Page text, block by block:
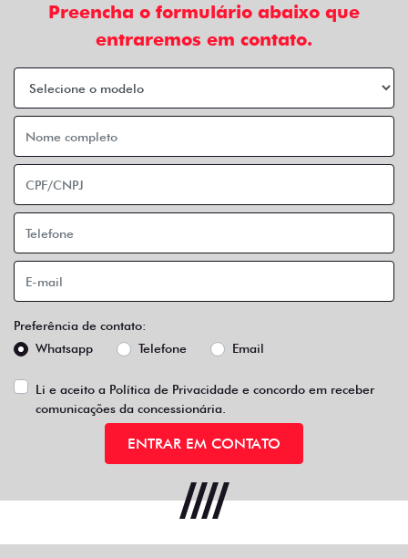
Preencha o formulário abaixo que
entraremos em contato.
Preferência de contato:
Whatsapp
Telefone Email
Li e aceito a Política de Privacidade e concordo em receber
comunicações da concessionária.
ENTRAR EM CONTATO